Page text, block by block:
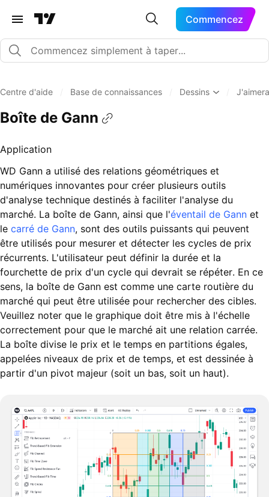
Commencez
Centre d'aide Base de connaissances Dessins
Boîte de Gann
Application
WD Gann a utilisé des relations géométriques et
numériques innovantes pour créer plusieurs outils
d'analyse technique destinés à faciliter l'analyse du
marché. La boîte de Gann, ainsi que l'éventail de Gann et
le carré de Gann, sont des outils puissants qui peuvent
être utilisés pour mesurer et détecter les cycles de prix
récurrents. L'utilisateur peut définir la durée et la
fourchette de prix d'un cycle qui devrait se répéter. En ce
sens, la boîte de Gann est comme une carte routière du
marché qui peut être utilisée pour rechercher des cibles.
Veuillez noter que le graphique doit être mis à l'échelle
correctement pour que le marché ait une relation carrée.
La boîte divise le prix et le temps en partitions égales,
appelées niveaux de prix et de temps, et est dessinée à
partir d'un pivot majeur (soit un bas, soit un haut).